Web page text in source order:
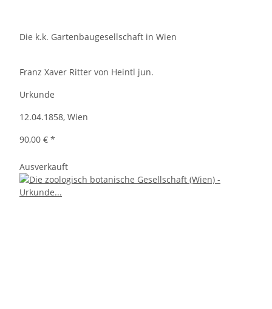
Die k.k. Gartenbaugesellschaft in Wien
Franz Xaver Ritter von Heintl jun.
Urkunde
12.04.1858, Wien
90,00 € *
Ausverkauft